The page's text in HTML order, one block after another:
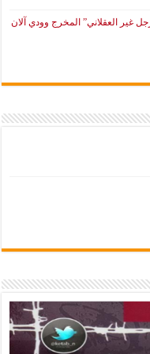
غير العقلاني” المخرج وودي آلان